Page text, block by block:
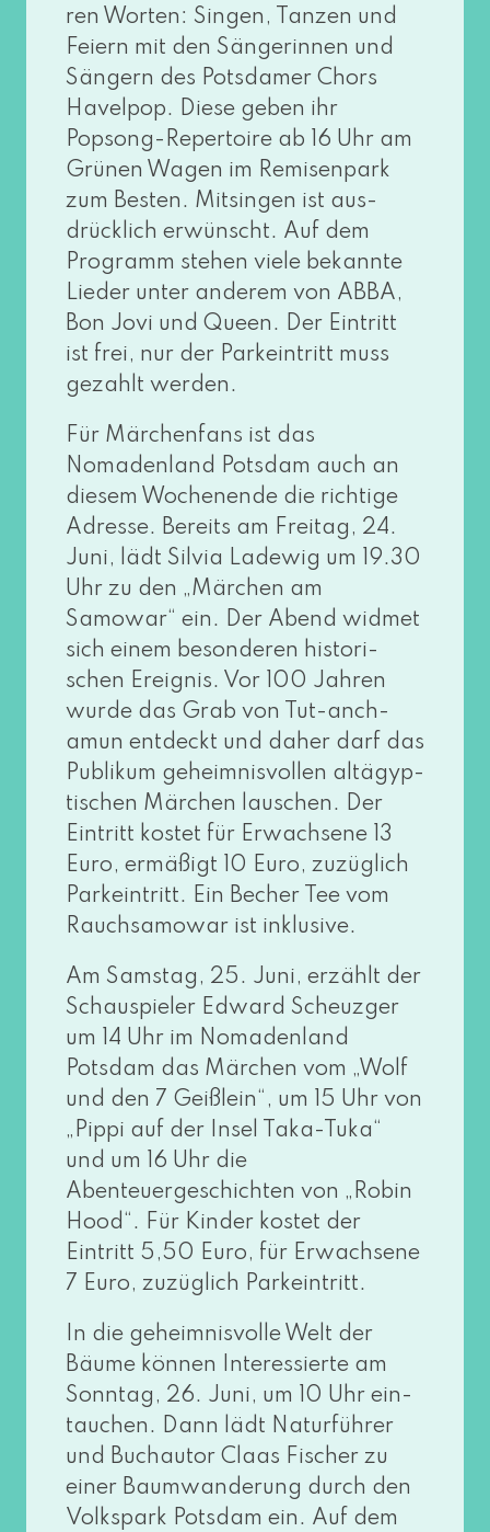
ren Worten: Singen, Tanzen und
Feiern mit den Sängerinnen und
Sängern des Potsdamer Chors
Havelpop. Diese geben ihr
Popsong-Repertoire ab 16 Uhr am
Grünen Wagen im Remisenpark
zum Besten. Mitsingen ist aus­
drück­lich erwünscht. Auf dem
Programm ste­hen vie­le bekann­te
Lieder unter ande­rem von ABBA,
Bon Jovi und Queen. Der Eintritt
ist frei, nur der Parkeintritt muss
gezahlt werden.
Für Märchenfans ist das
Nomadenland Potsdam auch an
die­sem Wochenende die rich­ti­ge
Adresse. Bereits am Freitag, 24.
Juni, lädt Silvia Ladewig um 19.30
Uhr zu den „Märchen am
Samowar“ ein. Der Abend wid­met
sich einem beson­de­ren his­to­ri­
schen Ereignis. Vor 100 Jahren
wur­de das Grab von Tut-anch-
amun ent­deckt und daher darf das
Publikum geheim­nis­vol­len alt­ägyp­
ti­schen Märchen lau­schen. Der
Eintritt kos­tet für Erwachsene 13
Euro, ermä­ßigt 10 Euro, zuzüg­lich
Parkeintritt. Ein Becher Tee vom
Rauchsamowar ist inklusive.
Am Samstag, 25. Juni, erzählt der
Schauspieler Edward Scheuzger
um 14 Uhr im Nomadenland
Potsdam das Märchen vom „Wolf
und den 7 Geißlein“, um 15 Uhr von
„Pippi auf der Insel Taka-Tuka“
und um 16 Uhr die
Abenteuergeschichten von „Robin
Hood“. Für Kinder kos­tet der
Eintritt 5,50 Euro, für Erwachsene
7 Euro, zuzüg­lich Parkeintritt.
In die geheim­nis­vol­le Welt der
Bäume kön­nen Interessierte am
Sonntag, 26. Juni, um 10 Uhr ein­
tau­chen. Dann lädt Naturführer
und Buchautor Claas Fischer zu
einer Baumwanderung durch den
Volkspark Potsdam ein. Auf dem